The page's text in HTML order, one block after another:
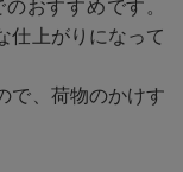
おすすめです。
仕上がりになって
で、荷物のかけす